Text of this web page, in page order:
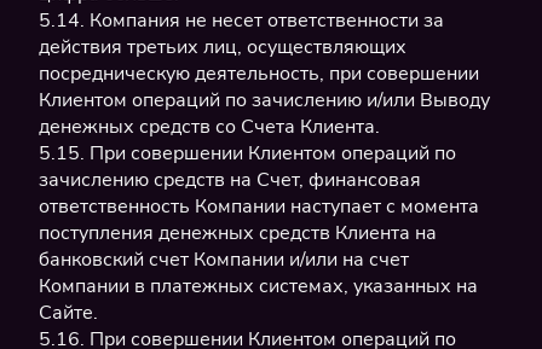
5.14. Компания не несет ответственности за
действия третьих лиц, осуществляющих
посредническую деятельность, при совершении
Клиентом операций по зачислению и/или Выводу
денежных средств со Счета Клиента.
5.15. При совершении Клиентом операций по
зачислению средств на Счет, финансовая
ответственность Компании наступает с момента
поступления денежных средств Клиента на
банковский счет Компании и/или на счет
Компании в платежных системах, указанных на
Сайте.
5.16. При совершении Клиентом операций по